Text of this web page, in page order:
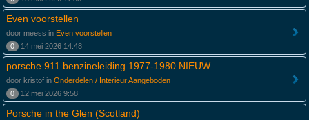
Even voorstellen
door meess in Even voorstellen
0
14 mei 2026 14:48
porsche 911 benzineleiding 1977-1980 NIEUW
door kristof in Onderdelen / Interieur Aangeboden
0
12 mei 2026 9:58
Porsche in the Glen (Scotland)